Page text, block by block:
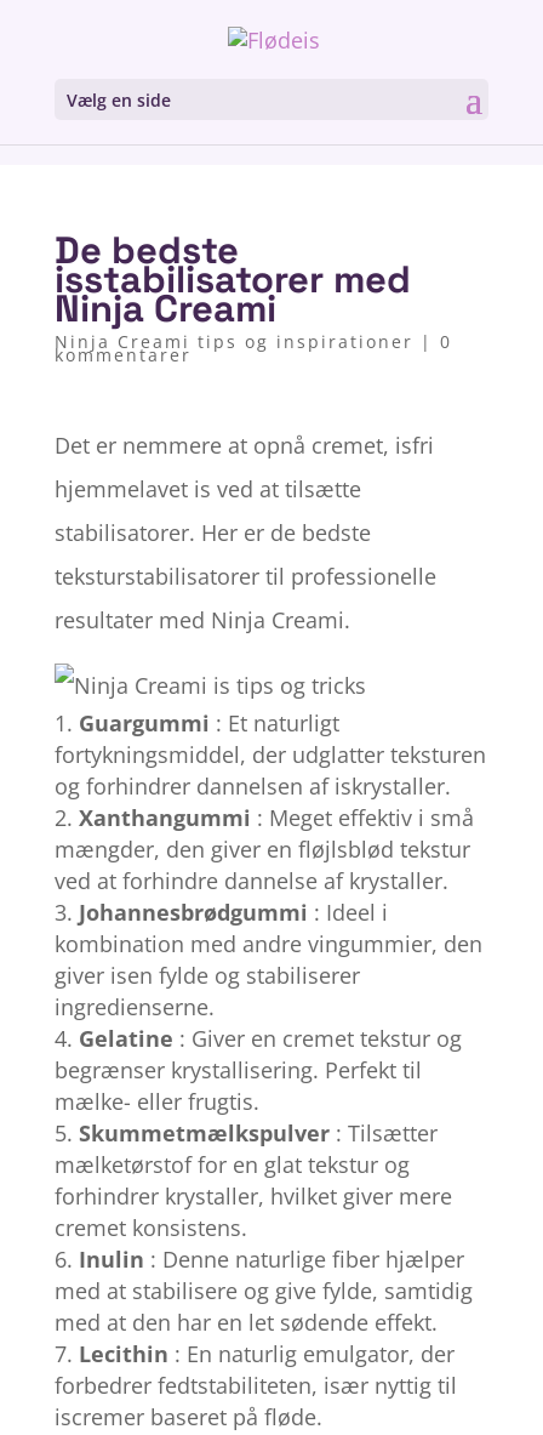
Vælg en side
De bedste
isstabilisatorer med
Ninja Creami
Ninja Creami tips og inspirationer | 0
kommentarer
Det er nemmere at opnå cremet, isfri
hjemmelavet is ved at tilsætte
stabilisatorer. Her er de bedste
teksturstabilisatorer til professionelle
resultater med Ninja Creami.
Guargummi : Et naturligt
fortykningsmiddel, der udglatter teksturen
og forhindrer dannelsen af ​​iskrystaller.
Xanthangummi : Meget effektiv i små
mængder, den giver en fløjlsblød tekstur
ved at forhindre dannelse af krystaller.
Johannesbrødgummi : Ideel i
kombination med andre vingummier, den
giver isen fylde og stabiliserer
ingredienserne.
Gelatine : Giver en cremet tekstur og
begrænser krystallisering. Perfekt til
mælke- eller frugtis.
Skummetmælkspulver: Tilsætter
mælketørstof for en glat tekstur og
forhindrer krystaller, hvilket giver mere
cremet konsistens.
Inulin : Denne naturlige fiber hjælper
med at stabilisere og give fylde, samtidig
med at den har en let sødende effekt.
Lecithin : En naturlig emulgator, der
forbedrer fedtstabiliteten, især nyttig til
iscremer baseret på fløde.